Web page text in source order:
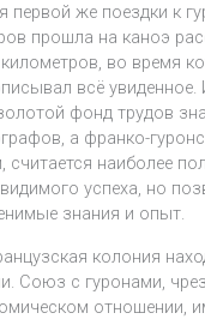
первой же поездки к
прошла на каноэ
во время
всё увиденное.
фонд трудов
а франко-
считается наиболее
успеха, но
знания и опыт.
колония
Союз с гуронами,
отношении,